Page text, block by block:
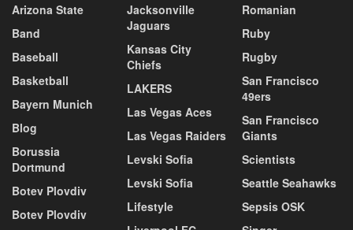
Arizona State
Band
Baseball
Basketball
Bayern Munich
Blog
Borussia
Dortmund
Botev Plovdiv
Botev Plovdiv
Jacksonville
Jaguars
Kansas City
Chiefs
LAKERS
Las Vegas Aces
Las Vegas Raiders
Levski Sofia
Levski Sofia
Lifestyle
Romanian
Ruby
Rugby
San Francisco
49ers
San Francisco
Giants
Scientists
Seattle Seahawks
Sepsis OSK